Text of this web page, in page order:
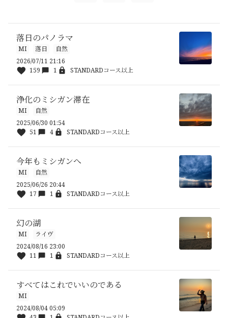
落日のパノラマ
MI 落日
自然
2026/07/11 21:16
159
1 STANDARDコース以上
浄化のミシガン滞在
MI
自然
2025/06/30 01:54
51
4 STANDARDコース以上
今年もミシガンへ
MI
自然
2025/06/26 20:44
17
1 STANDARDコース以上
幻の湖
MI
ライヴ
2024/08/16 23:00
11
1 STANDARDコース以上
すべてはこれでいいのである
MI
2024/08/04 05:09